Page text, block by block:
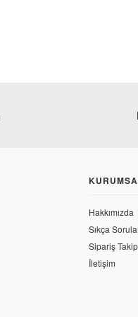
Hakkımızda
Sıkça
Sipariş Takip
İletişim